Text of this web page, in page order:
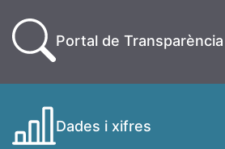
Portal de Transparència
Dades i xifres